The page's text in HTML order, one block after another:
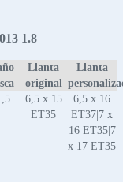
1.8
Llanta
original
Llanta
6,5 x 15
ET35
6,5 x 16
ET37|7 x
16 ET35|7
x 17 ET35